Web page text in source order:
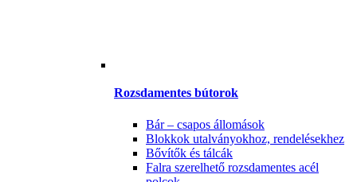
Rozsdamentes bútorok
Bár – csapos állomások
Blokkok utalványokhoz, rendelésekhez
Bővítők és tálcák
Falra szerelhető rozsdamentes acél